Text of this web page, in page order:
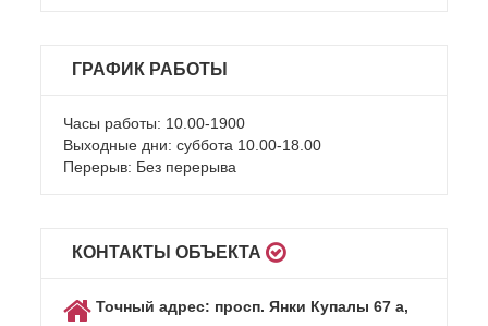
ГРАФИК РАБОТЫ
Часы работы: 10.00-1900
Выходные дни: суббота 10.00-18.00
Перерыв: Без перерыва
КОНТАКТЫ ОБЪЕКТА
Точный адрес: просп. Янки Купалы 67 а,